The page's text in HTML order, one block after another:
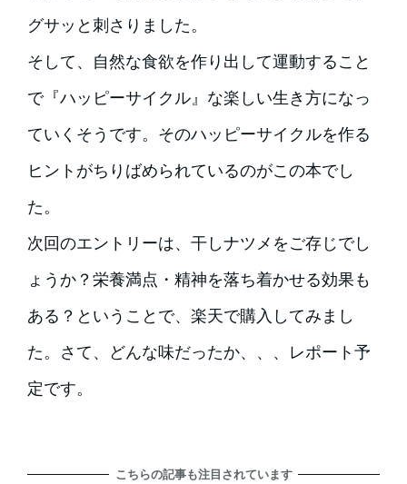
グサッと刺さりました。
そして、自然な食欲を作り出して運動すること
で『ハッピーサイクル』な楽しい生き方になっ
ていくそうです。そのハッピーサイクルを作る
ヒントがちりばめられているのがこの本でし
た。
次回のエントリーは、干しナツメをご存じでし
ょうか？栄養満点・精神を落ち着かせる効果も
ある？ということで、楽天で購入してみまし
た。さて、どんな味だったか、、、レポート予
定です。
こちらの記事も注目されています